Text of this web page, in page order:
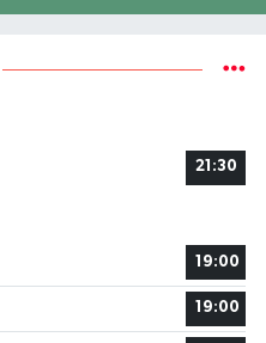
21:30
19:00
19:00